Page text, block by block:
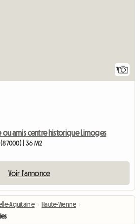
7
amis centre historique Limoges
| 36 M2
Voir l'annonce
Aquitaine › Haute-Vienne ›